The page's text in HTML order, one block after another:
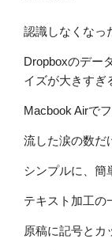
認識しなくなっ
Dropboxのデー
イズが大きすぎ
Macbook Airで
流した涙の数だ
シンプルに、簡
テキスト加工の
原稿に記号とカ